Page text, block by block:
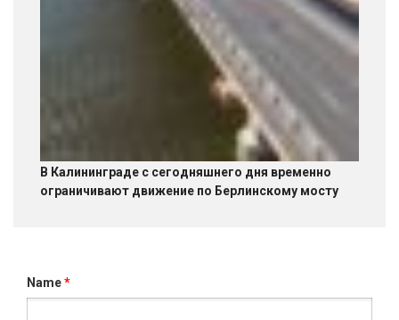
В Калининграде c сегодняшнего дня временно
ограничивают движение по Берлинскому мосту
Name*